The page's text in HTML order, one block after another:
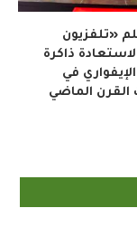
«تلفزيون
ذاكرة
في
القرن الماضي